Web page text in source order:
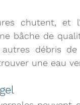
chutent, et
bâche de
une eau